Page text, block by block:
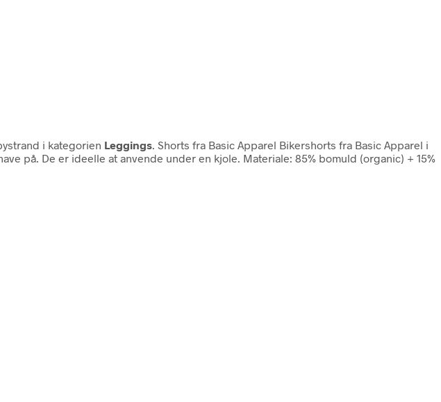
i kategorien Leggings . Shorts fra Basic Apparel Bikershorts fra Basic Apparel i
på. De er ideelle at anvende under en kjole. Materiale: 85% bomuld (organic) + 15%